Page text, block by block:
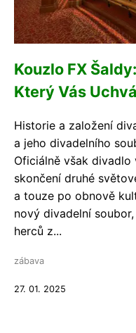
Kouzlo FX
Který Vás
Historie a založení
a jeho divadelního
Oficiálně však
skončení druhé
a touze po obnově
nový divadelní
herců z...
zábava
27. 01. 2025